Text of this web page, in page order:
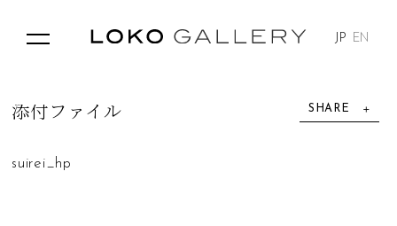
JP EN
SHARE
添付 フ ァ イ ル
suirei_hp